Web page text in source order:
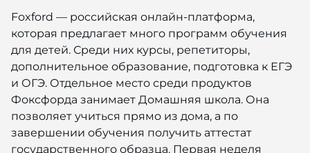
Foxford — российская онлайн-платформа,
которая предлагает много программ обучения
для детей. Среди них курсы, репетиторы,
дополнительное образование, подготовка к ЕГЭ
и ОГЭ. Отдельное место среди продуктов
Фоксфорда занимает Домашняя школа. Она
позволяет учиться прямо из дома, а по
завершении обучения получить аттестат
государственного образца. Первая неделя